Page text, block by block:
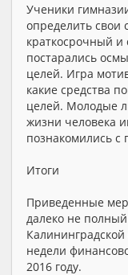
Ученики
определить свои
краткосрочный
постарались
целей. Игра
какие средства
целей. Молодые
жизни человека
познакомились с
Итоги
Приведенные
далеко не
недели
2016 году.